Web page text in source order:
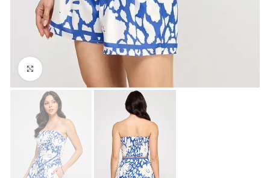
Click para agrandar